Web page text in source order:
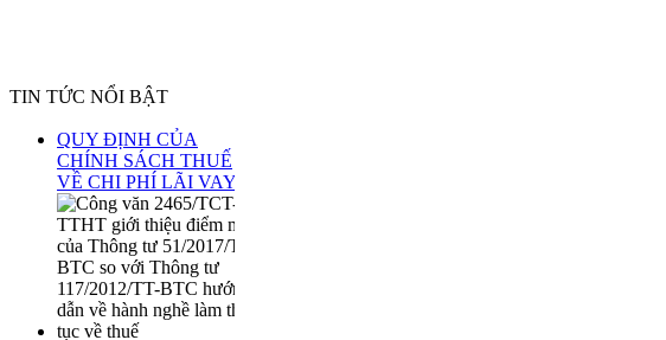
TIN TỨC NỔI BẬT
QUY ĐỊNH CỦA
CHÍNH SÁCH THUẾ
VỀ CHI PHÍ LÃI VAY